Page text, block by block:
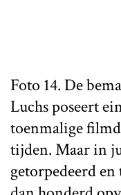
Foto 14. De
Luchs poseert
toenmalige
tijden. Maar in
getorpedeerd